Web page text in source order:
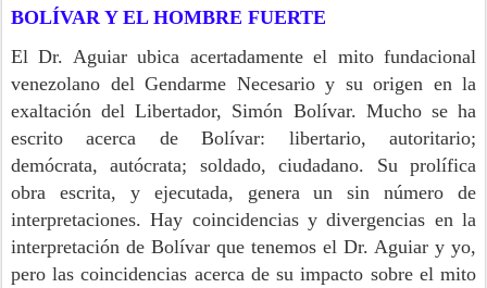
BOLÍVAR Y EL HOMBRE FUERTE
El Dr. Aguiar ubica acertadamente el mito fundacional
venezolano del Gendarme Necesario y su origen en la
exaltación del Libertador, Simón Bolívar. Mucho se ha
escrito acerca de Bolívar: libertario, autoritario;
demócrata, autócrata; soldado, ciudadano. Su prolífica
obra escrita, y ejecutada, genera un sin número de
interpretaciones. Hay coincidencias y divergencias en la
interpretación de Bolívar que tenemos el Dr. Aguiar y yo,
pero las coincidencias acerca de su impacto sobre el mito